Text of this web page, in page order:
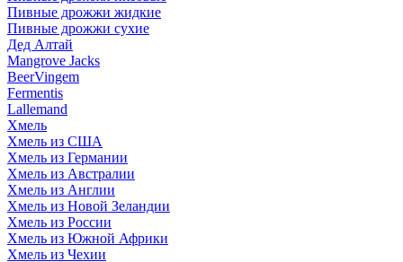
Пивные дрожжи жидкие
Пивные дрожжи сухие
Дед Алтай
Mangrove Jacks
BeerVingem
Fermentis
Lallemand
Хмель
Хмель из США
Хмель из Германии
Хмель из Австралии
Хмель из Англии
Хмель из Новой Зеландии
Хмель из России
Хмель из Южной Африки
Хмель из Чехии